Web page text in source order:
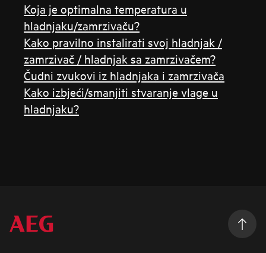
Koja je optimalna temperatura u
hladnjaku/zamrzivaču?
Kako pravilno instalirati svoj hladnjak /
zamrzivač / hladnjak sa zamrzivačem?
Čudni zvukovi iz hladnjaka i zamrzivača
Kako izbjeći/smanjiti stvaranje vlage u
hladnjaku?